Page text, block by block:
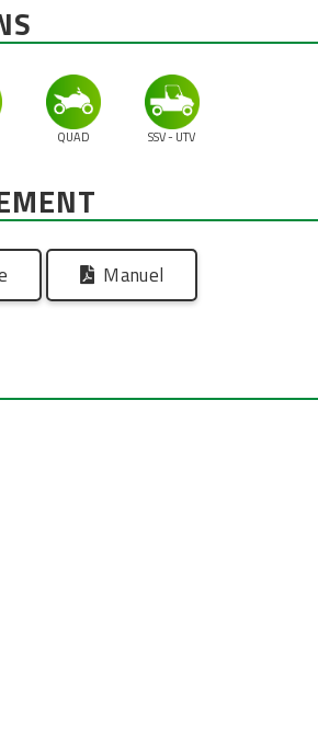
QUAD SSV - UTV
Manuel